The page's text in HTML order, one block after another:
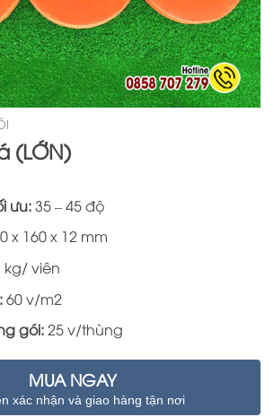
(LỚN)
ưu:35 – 45 độ
x 160 x 12 mm
viên
60 v/m2
gói:25 v/thùng
MUA NGAY
xác nhận và giao hàng tận nơi